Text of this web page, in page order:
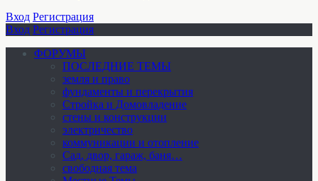
Вход Регистрация
Вход Регистрация
ФОРУМЫ
ПОСЛЕДНИЕ ТЕМЫ
земля и право
фундаменты и перекрытия
Стройка и Домовладение
стены и конструкции
электричество
коммуникации и отопление
Cад, двор, гараж, баня…
свободная тема